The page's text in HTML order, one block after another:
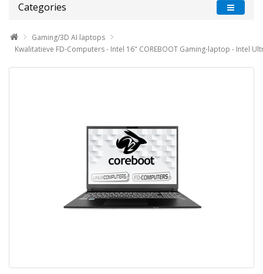
Categories
Gaming/3D AI laptops
Kwalitatieve FD-Computers - Intel 16" COREBOOT Gaming-laptop - Intel